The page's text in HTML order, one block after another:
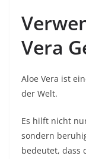
Vera
Aloe Vera ist
der Welt.
Es hilft nicht
sondern
bedeutet, dass